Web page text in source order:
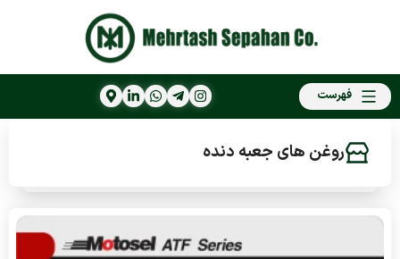
فهرست
روغن های جعبه دنده